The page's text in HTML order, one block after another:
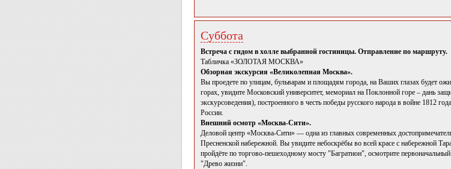
Суббота
Встреча с гидом в холле выбранной гостиницы. Отправление по маршруту.
Табличка «ЗОЛОТАЯ МОСКВА»
Обзорная экскурсия «Великолепная Москва».
Вы проедете по улицам, бульварам и площадям города, на Ваших глазах будет
горах, увидите Московский университет, мемориал на Поклонной горе – дань
экскурсоведения), построенного в честь победы русского народа в войне 1812
России.
Внешний осмотр «Москва-Сити».
Деловой центр «Москва-Сити» — одна из главных современных
Пресненской набережной. Вы увидите небоскрёбы во всей красе с набережной
пройдёте по торгово-пешеходному мосту "Багратион", осмотрите
"Древо жизни".